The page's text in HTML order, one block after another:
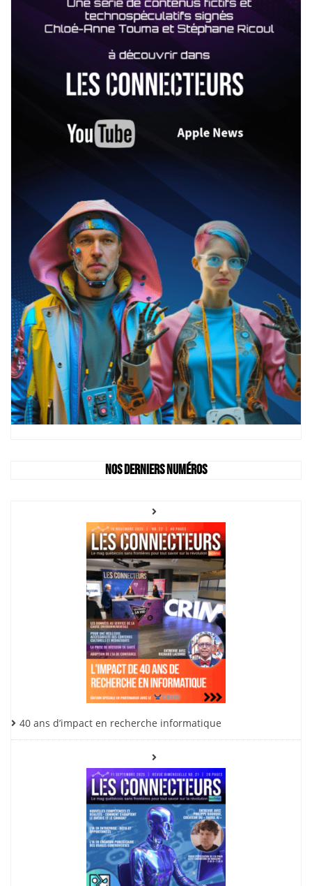
Nos derniers numéros
40 ans d’impact en recherche informatique